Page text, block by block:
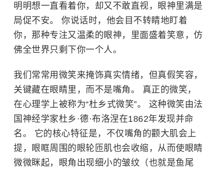
明明想一直看着你，却又不敢直视，眼神里满是
局促不安。 你说话时，他会目不转睛地盯着
你，那种专注又温柔的眼神，里面盛着笑意，仿
佛全世界只剩下你一个人。
我们常常用微笑来掩饰真实情绪，但真假笑容，
关键藏在眼睛里，而不是嘴角。 真正的微笑，
在心理学上被称为“杜乡式微笑”。 这种微笑由法
国神经学家杜乡·德·布洛涅在1862年发现并命
名。 它的核心特征是，不仅嘴角的颧大肌会上
提，眼眶周围的眼轮匝肌也会收缩，从而使眼睛
微微眯起，眼角出现细小的皱纹（也就是鱼尾